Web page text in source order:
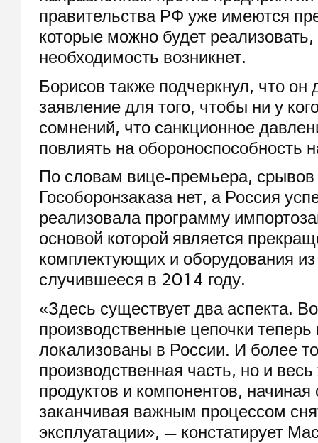
правительства РФ уже имеются
которые можно будет реализовать,
необходимость возникнет.
Борисов также подчеркнул, что он
заявление для того, чтобы ни у
сомнений, что санкционное
повлиять на обороноспособность
По словам вице-премьера,
Гособоронзаказа нет, а Россия
реализовала программу
основой которой является
комплектующих и оборудования
случившееся в 2014 году.
«Здесь существует два аспекта.
производственные цепочки
локализованы в России. И более
производственная часть, но и
продуктов и компонентов,
заканчивая важным процессом
эксплуатации», — констатирует